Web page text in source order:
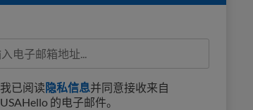
我已阅读隐私信息并同意接收来自
USAHello 的电子邮件。